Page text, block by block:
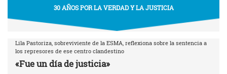
30 AÑOS POR LA VERDAD Y LA JUSTICIA
Lila Pastoriza, sobreviviente de la ESMA, reflexiona sobre la sentencia a
los represores de ese centro clandestino
«Fue un día de justicia»